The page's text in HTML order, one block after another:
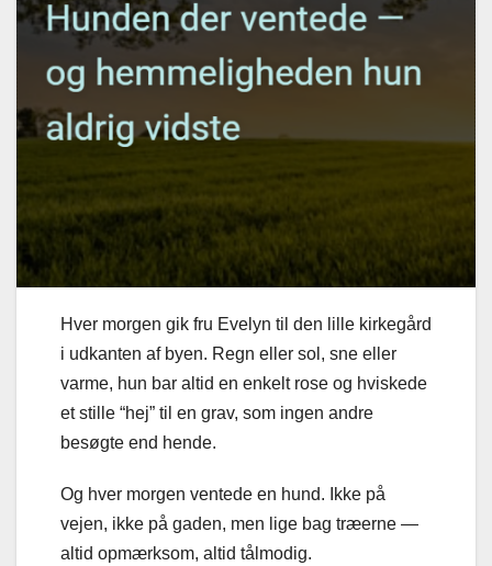
Hver morgen gik fru Evelyn til den lille kirkegård
i udkanten af byen. Regn eller sol, sne eller
varme, hun bar altid en enkelt rose og hviskede
et stille “hej” til en grav, som ingen andre
besøgte end hende.
Og hver morgen ventede en hund. Ikke på
vejen, ikke på gaden, men lige bag træerne —
altid opmærksom, altid tålmodig.